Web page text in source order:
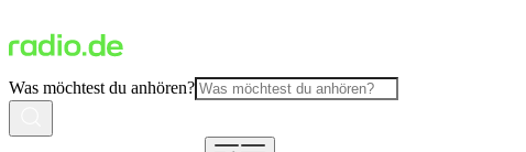
Was möchtest du anhören?